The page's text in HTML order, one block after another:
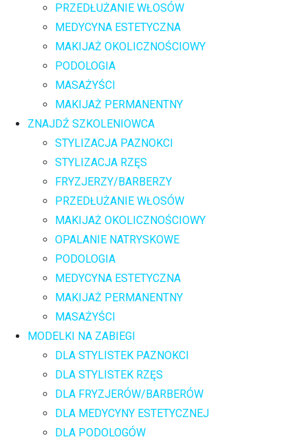
PRZEDŁUŻANIE WŁOSÓW
MEDYCYNA ESTETYCZNA
MAKIJAŻ OKOLICZNOŚCIOWY
PODOLOGIA
MASAŻYŚCI
MAKIJAŻ PERMANENTNY
ZNAJDŹ SZKOLENIOWCA
STYLIZACJA PAZNOKCI
STYLIZACJA RZĘS
FRYZJERZY/BARBERZY
PRZEDŁUŻANIE WŁOSÓW
MAKIJAŻ OKOLICZNOŚCIOWY
OPALANIE NATRYSKOWE
PODOLOGIA
MEDYCYNA ESTETYCZNA
MAKIJAŻ PERMANENTNY
MASAŻYŚCI
MODELKI NA ZABIEGI
DLA STYLISTEK PAZNOKCI
DLA STYLISTEK RZĘS
DLA FRYZJERÓW/BARBERÓW
DLA MEDYCYNY ESTETYCZNEJ
DLA PODOLOGÓW